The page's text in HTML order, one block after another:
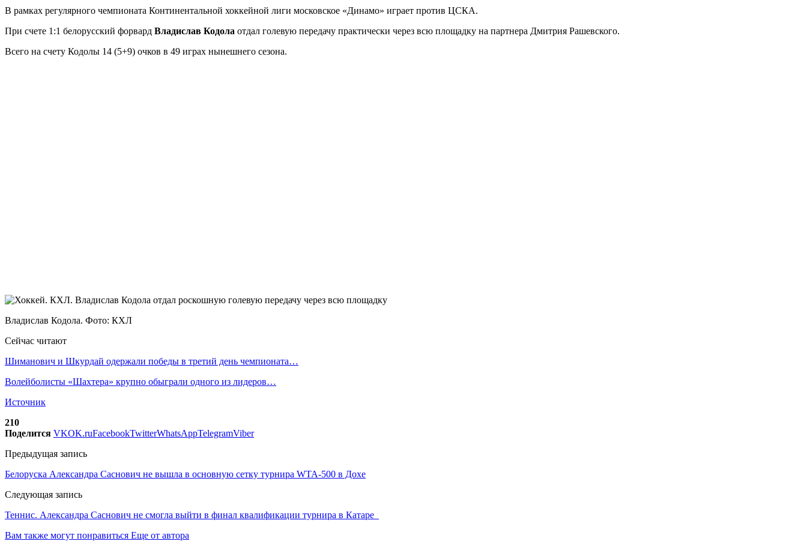
В рамках регулярного чемпионата Континентальной хоккейной лиги московское «Динамо» играет против ЦСКА.
При счете 1:1 белорусский форвард Владислав Кодола отдал голевую передачу практически через всю площадку на партнера Дмитрия Рашевского.
Всего на счету Кодолы 14 (5+9) очков в 49 играх нынешнего сезона.
Владислав Кодола. Фото: КХЛ
Сейчас читают
Шиманович и Шкурдай одержали победы в третий день чемпионата…
Волейболисты «Шахтера» крупно обыграли одного из лидеров…
Источник
210
Поделится VKOK.ruFacebookTwitterWhatsAppTelegramViber
Предыдущая запись
Белоруска Александра Саснович не вышла в основную сетку турнира WTA-500 в Дохе
Следующая запись
Теннис. Александра Саснович не смогла выйти в финал квалификации турнира в Катаре
Вам также могут понравиться Еще от автора